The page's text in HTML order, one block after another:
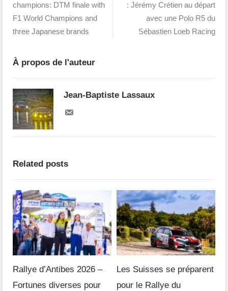
champions: DTM finale with
F1 World Champions and
three Japanese brands
: Jérémy Crétien au départ
avec une Polo R5 du
Sébastien Loeb Racing
À propos de l'auteur
Jean-Baptiste Lassaux
Related posts
Rallye d’Antibes 2026 –
Fortunes diverses pour
Les Suisses se préparent
pour le Rallye du